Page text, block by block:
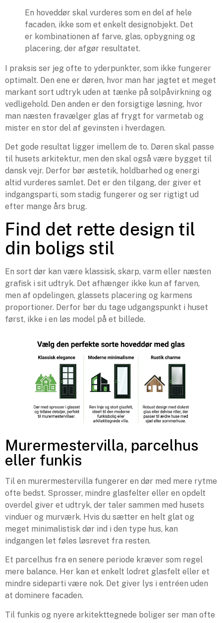
En hoveddør skal vurderes som en del af hele
facaden, ikke som et enkelt designobjekt. Det
er kombinationen af farve, glas, opbygning og
placering, der afgør resultatet.
I praksis ser jeg ofte to yderpunkter, som ikke fungerer
optimalt. Den ene er døren, hvor man har jagtet et meget
markant sort udtryk uden at tænke på solpåvirkning og
vedligehold. Den anden er den forsigtige løsning, hvor
man næsten fravælger glas af frygt for varmetab og
mister en stor del af gevinsten i hverdagen.
Det gode resultat ligger imellem de to. Døren skal passe
til husets arkitektur, men den skal også være bygget til
dansk vejr. Derfor bør æstetik, holdbarhed og energi
altid vurderes samlet. Det er den tilgang, der giver et
indgangsparti, som stadig fungerer og ser rigtigt ud
efter mange års brug.
Find det rette design til
din boligs stil
En sort dør kan være klassisk, skarp, varm eller næsten
grafisk i sit udtryk. Det afhænger ikke kun af farven,
men af opdelingen, glassets placering og karmens
proportioner. Derfor bør du tage udgangspunkt i huset
først, ikke i en løs model på et billede.
Murermestervilla, parcelhus
eller funkis
Til en murermestervilla fungerer en dør med mere rytme
ofte bedst. Sprosser, mindre glasfelter eller en opdelt
overdel giver et udtryk, der taler sammen med husets
vinduer og murværk. Hvis du sætter en helt glat og
meget minimalistisk dør ind i den type hus, kan
indgangen let føles løsrevet fra resten.
Et parcelhus fra en senere periode kræver som regel
mere balance. Her kan et enkelt lodret glasfelt eller et
mindre sideparti være nok. Det giver lys i entréen uden
at dominere facaden.
Til funkis og nyere arkitekttegnede boliger ser man ofte